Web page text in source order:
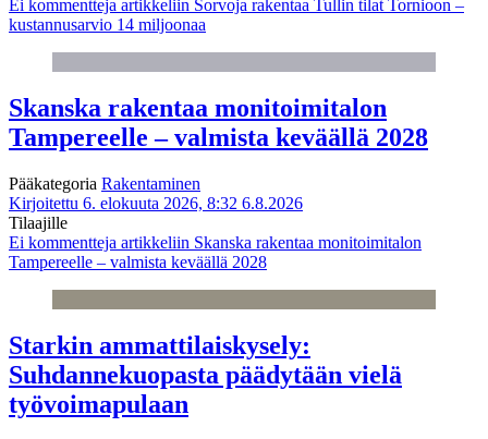
Ei kommentteja artikkeliin Sorvoja rakentaa Tullin tilat Tornioon –
kustannusarvio 14 miljoonaa
Skanska rakentaa monitoimitalon
Tampereelle – valmista keväällä 2028
Pääkategoria Rakentaminen
Kirjoitettu 6. elokuuta 2026, 8:32 6.8.2026
Tilaajille
Ei kommentteja artikkeliin Skanska rakentaa monitoimitalon
Tampereelle – valmista keväällä 2028
Starkin ammattilaiskysely:
Suhdannekuopasta päädytään vielä
työvoimapulaan